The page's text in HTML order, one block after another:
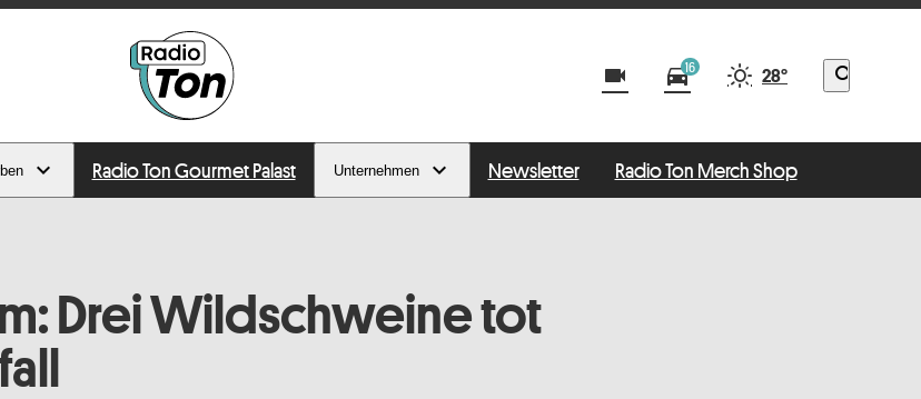
videocam directions_car16 28° search
Radio Ton Gourmet Palast Unternehmen Newsletter Radio Ton Merch Shop
Drei Wildschweine tot